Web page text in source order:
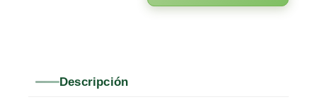
Descripción